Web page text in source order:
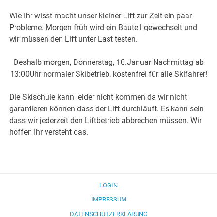
Wie Ihr wisst macht unser kleiner Lift zur Zeit ein paar
Probleme. Morgen früh wird ein Bauteil gewechselt und
wir müssen den Lift unter Last testen.
Deshalb morgen, Donnerstag, 10.Januar Nachmittag ab
13:00Uhr normaler Skibetrieb, kostenfrei für alle Skifahrer!
Die Skischule kann leider nicht kommen da wir nicht
garantieren können dass der Lift durchläuft. Es kann sein
dass wir jederzeit den Liftbetrieb abbrechen müssen. Wir
hoffen Ihr versteht das.
LOGIN
IMPRESSUM
DATENSCHUTZERKLÄRUNG